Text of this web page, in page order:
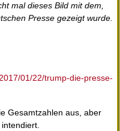
mal dieses Bild mit dem,
Presse gezeigt wurde.
01/22/trump-die-presse-
Gesamtzahlen aus, aber